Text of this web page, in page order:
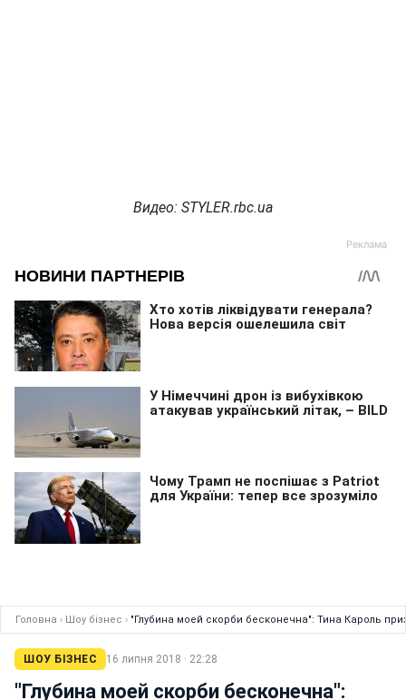
Видео: STYLER.rbc.ua
Головна › Шоу бізнес › "Глубина моей скорби бесконечна": Тина Кароль
ШОУ БІЗНЕС 16 липня 2018 · 22:28
"Глубина моей скорби бесконечна":